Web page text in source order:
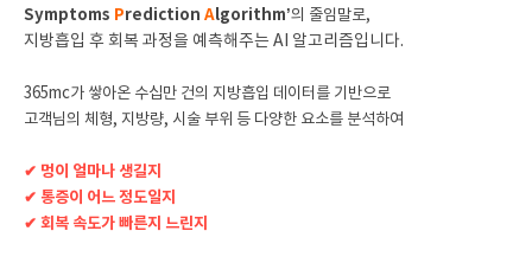
Symptoms Prediction Algorithm’의 줄임말로,
지방흡입 후 회복 과정을 예측해주는 AI 알고리즘입니다.
365mc가 쌓아온 수십만 건의 지방흡입 데이터를 기반으로
고객님의 체형, 지방량, 시술 부위 등 다양한 요소를 분석하여
✔ 멍이 얼마나 생길지
✔ 통증이 어느 정도일지
✔ 회복 속도가 빠른지 느린지